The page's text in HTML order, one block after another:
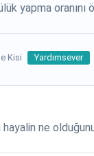
yapma oranını
Kisi Yardımsever
hayalin ne